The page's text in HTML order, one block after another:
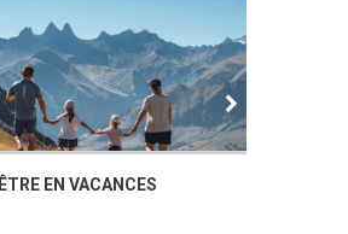
ÊTRE EN VACANCES